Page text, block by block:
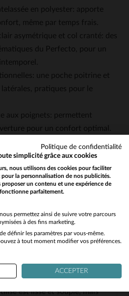
en polyester: apporte
même par temps frais.
asymétrique et col cranté: des
du Perfecto, pour un
une poche poitrine et
latérales, pratiques pour le
aux poignets: permettent
pour un confort optimal.
renforce la structure du
conçu pour durer, ce blouson
un nettoyage par un
cuir d'agneau utilisé pour ce
est lisse et souple, mais
to our English site?
No
Yes
Politique de confidentialité
simplicité grâce aux cookies
nous utilisons des cookies pour faciliter
la personnalisation de nos publicités.
un contenu et une expérience de
parfaitement.
permettez ainsi de suivre votre parcours
à des fins marketing.
définir les paramètres par vous-même.
à tout moment modifier vos préférences.
ACCEPTER